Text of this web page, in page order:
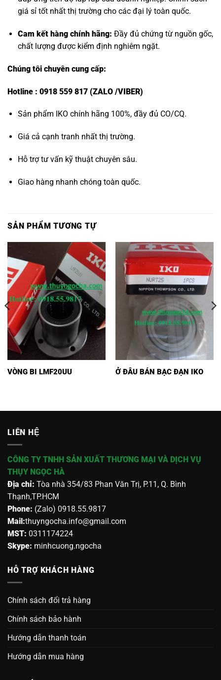
giá sỉ tốt nhất thị trường cho các đại lý toàn quốc.
Cam kết hàng chính hãng: Đầy đủ chứng từ nguồn gốc,
chất lượng được kiểm định nghiêm ngặt.
Chúng tôi chuyên cung cấp:
Hotline : 0918 559 817 (ZALO /VIBER)
Sản phẩm IKO chính hãng 100%, đầy đủ CO/CQ.
Giá cả cạnh tranh nhất thị trường.
Hỗ trợ tư vấn kỹ thuật chuyên sâu.
Giao hàng nhanh chóng toàn quốc.
SẢN PHẨM TƯƠNG TỰ
VÒNG BI LMF20UU Ở ĐÂU BÁN BẠC ĐẠN IKO
LIÊN HỆ
CÔNG TY TNHH SẢN XUẤT THƯƠNG MẠI VÀ DỊCH VỤ
THỤY NGỌC HÀ
Địa chỉ: Tòa nhà 354/83 Phan Văn Trị, P.11, Q. Bình
Thạnh,TP.HCM
Phone: (Zalo) 0918.55.9817
Mail:thuyngocha.info@gmail.com
MST: 0311174224
Skype: minhcuong.ngocha
HỖ TRỢ KHÁCH HÀNG
Chính sách đổi trả hàng
Chính sách bảo hành
Hướng dẫn thanh toán
Hướng dẫn mua hàng